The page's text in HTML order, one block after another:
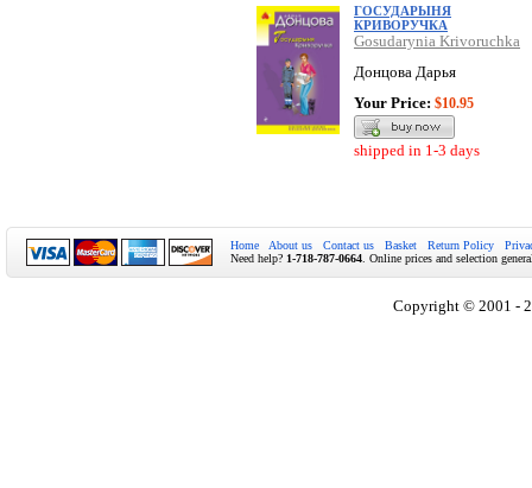
ГОСУДАРЫНЯ
КРИВОРУЧКА
Gosudarynia Krivoruchka
Донцова Дарья
Your Price: $10.95
shipped in 1-3 days
Home About us Contact us Basket Return Policy
Need help? 1-718-787-0664 . Online prices and selection
Copyright © 2001 -